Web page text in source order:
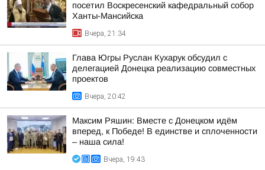
посетил Воскресенский кафедральный собор
Ханты-Мансийска
Вчера, 21:34
Глава Югры Руслан Кухарук обсудил с
делегацией Донецка реализацию совместных
проектов
Вчера, 20:42
Максим Ряшин: Вместе с Донецком идём
вперед, к Победе! В единстве и сплоченности
– наша сила!
Вчера, 19:43